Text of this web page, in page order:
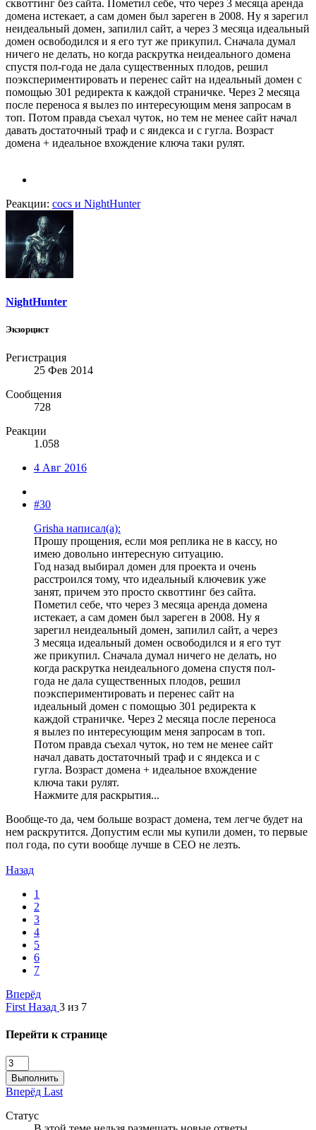
сквоттинг без сайта. Пометил себе, что через 3 месяца аренда
домена истекает, а сам домен был зареген в 2008. Ну я зарегил
неидеальный домен, запилил сайт, а через 3 месяца идеальный
домен освободился и я его тут же прикупил. Сначала думал
ничего не делать, но когда раскрутка неидеального домена
спустя пол-года не дала существенных плодов, решил
поэкспериментировать и перенес сайт на идеальный домен с
помощью 301 редиректа к каждой страничке. Через 2 месяца
после переноса я вылез по интересующим меня запросам в
топ. Потом правда съехал чуток, но тем не менее сайт начал
давать достаточный траф и с яндекса и с гугла. Возраст
домена + идеальное вхождение ключа таки рулят.
Реакции: cocs и NightHunter
NightHunter
Экзорцист
Регистрация
25 Фев 2014
Сообщения
728
Реакции
1.058
4 Авг 2016
#30
Grisha написал(а):
Прошу прощения, если моя реплика не в кассу, но
имею довольно интересную ситуацию.
Год назад выбирал домен для проекта и очень
расстроился тому, что идеальный ключевик уже
занят, причем это просто сквоттинг без сайта.
Пометил себе, что через 3 месяца аренда домена
истекает, а сам домен был зареген в 2008. Ну я
зарегил неидеальный домен, запилил сайт, а через
3 месяца идеальный домен освободился и я его тут
же прикупил. Сначала думал ничего не делать, но
когда раскрутка неидеального домена спустя пол-
года не дала существенных плодов, решил
поэкспериментировать и перенес сайт на
идеальный домен с помощью 301 редиректа к
каждой страничке. Через 2 месяца после переноса
я вылез по интересующим меня запросам в топ.
Потом правда съехал чуток, но тем не менее сайт
начал давать достаточный траф и с яндекса и с
гугла. Возраст домена + идеальное вхождение
ключа таки рулят.
Нажмите для раскрытия...
Вообще-то да, чем больше возраст домена, тем легче будет на
нем раскрутится. Допустим если мы купили домен, то первые
пол года, по сути вообще лучше в СЕО не лезть.
Назад
1
2
3
4
5
6
7
Вперёд
First Назад 3 из 7
Перейти к странице
Выполнить
Вперёд Last
Статус